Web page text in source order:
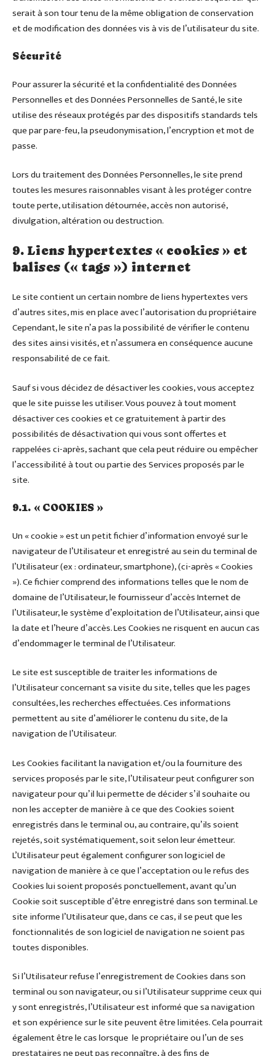
serait à son tour tenu de la même obligation de conservation
et de modification des données vis à vis de l’utilisateur du site.
Sécurité
Pour assurer la sécurité et la confidentialité des Données
Personnelles et des Données Personnelles de Santé, le site
utilise des réseaux protégés par des dispositifs standards tels
que par pare-feu, la pseudonymisation, l’encryption et mot de
passe.
Lors du traitement des Données Personnelles, le site prend
toutes les mesures raisonnables visant à les protéger contre
toute perte, utilisation détournée, accès non autorisé,
divulgation, altération ou destruction.
9. Liens hypertextes « cookies » et
balises (« tags ») internet
Le site contient un certain nombre de liens hypertextes vers
d’autres sites, mis en place avec l’autorisation du propriétaire
Cependant, le site n’a pas la possibilité de vérifier le contenu
des sites ainsi visités, et n’assumera en conséquence aucune
responsabilité de ce fait.
Sauf si vous décidez de désactiver les cookies, vous acceptez
que le site puisse les utiliser. Vous pouvez à tout moment
désactiver ces cookies et ce gratuitement à partir des
possibilités de désactivation qui vous sont offertes et
rappelées ci-après, sachant que cela peut réduire ou empêcher
l’accessibilité à tout ou partie des Services proposés par le
site.
9.1. « COOKIES »
Un « cookie » est un petit fichier d’information envoyé sur le
navigateur de l’Utilisateur et enregistré au sein du terminal de
l’Utilisateur (ex : ordinateur, smartphone), (ci-après « Cookies
»). Ce fichier comprend des informations telles que le nom de
domaine de l’Utilisateur, le fournisseur d’accès Internet de
l’Utilisateur, le système d’exploitation de l’Utilisateur, ainsi que
la date et l’heure d’accès. Les Cookies ne risquent en aucun cas
d’endommager le terminal de l’Utilisateur.
Le site est susceptible de traiter les informations de
l’Utilisateur concernant sa visite du site, telles que les pages
consultées, les recherches effectuées. Ces informations
permettent au site d’améliorer le contenu du site, de la
navigation de l’Utilisateur.
Les Cookies facilitant la navigation et/ou la fourniture des
services proposés par le site, l’Utilisateur peut configurer son
navigateur pour qu’il lui permette de décider s’il souhaite ou
non les accepter de manière à ce que des Cookies soient
enregistrés dans le terminal ou, au contraire, qu’ils soient
rejetés, soit systématiquement, soit selon leur émetteur.
L’Utilisateur peut également configurer son logiciel de
navigation de manière à ce que l’acceptation ou le refus des
Cookies lui soient proposés ponctuellement, avant qu’un
Cookie soit susceptible d’être enregistré dans son terminal. Le
site informe l’Utilisateur que, dans ce cas, il se peut que les
fonctionnalités de son logiciel de navigation ne soient pas
toutes disponibles.
Si l’Utilisateur refuse l’enregistrement de Cookies dans son
terminal ou son navigateur, ou si l’Utilisateur supprime ceux qui
y sont enregistrés, l’Utilisateur est informé que sa navigation
et son expérience sur le site peuvent être limitées. Cela pourrait
également être le cas lorsque le propriétaire ou l’un de ses